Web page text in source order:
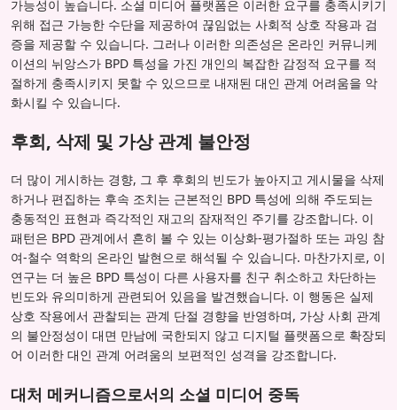
가능성이 높습니다. 소셜 미디어 플랫폼은 이러한 요구를 충족시키기
위해 접근 가능한 수단을 제공하여 끊임없는 사회적 상호 작용과 검
증을 제공할 수 있습니다. 그러나 이러한 의존성은 온라인 커뮤니케
이션의 뉘앙스가 BPD 특성을 가진 개인의 복잡한 감정적 요구를 적
절하게 충족시키지 못할 수 있으므로 내재된 대인 관계 어려움을 악
화시킬 수 있습니다.
후회, 삭제 및 가상 관계 불안정
더 많이 게시하는 경향, 그 후 후회의 빈도가 높아지고 게시물을 삭제
하거나 편집하는 후속 조치는 근본적인 BPD 특성에 의해 주도되는
충동적인 표현과 즉각적인 재고의 잠재적인 주기를 강조합니다. 이
패턴은 BPD 관계에서 흔히 볼 수 있는 이상화-평가절하 또는 과잉 참
여-철수 역학의 온라인 발현으로 해석될 수 있습니다. 마찬가지로, 이
연구는 더 높은 BPD 특성이 다른 사용자를 친구 취소하고 차단하는
빈도와 유의미하게 관련되어 있음을 발견했습니다. 이 행동은 실제
상호 작용에서 관찰되는 관계 단절 경향을 반영하며, 가상 사회 관계
의 불안정성이 대면 만남에 국한되지 않고 디지털 플랫폼으로 확장되
어 이러한 대인 관계 어려움의 보편적인 성격을 강조합니다.
대처 메커니즘으로서의 소셜 미디어 중독